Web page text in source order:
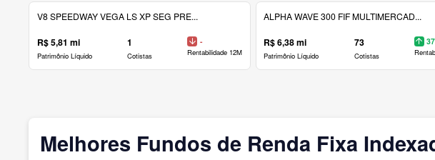
V8 SPEEDWAY VEGA LS XP SEG PRE...
R$ 5,81 mi
Patrimônio Líquido
1
Cotistas
-
Rentabilidade 12M
ALPHA WAVE 300 FIF MULTIMERCAD...
R$ 6,38 mi
Patrimônio Líquido
73
Cotistas
Melhores Fundos de Renda Fixa